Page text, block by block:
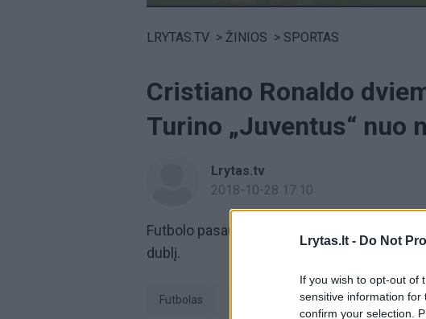
Lrytas.lt - Do Not
If you wish to opt-out of
sensitive information
confirm your selection.
LRYTAS.TV > ŽINIOS > SPORTAS
Cristiano Ronaldo
Turino „Juventus“ nuo
Lrytas.tv
2018-10-28 17:10
Futbolo pasaulis žavisi
dublį.
Futbolas Cristiano Ronaldo